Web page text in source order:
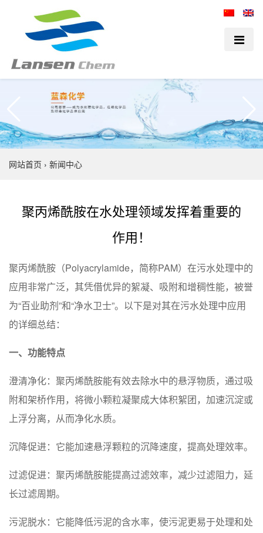
网站首页 › 新闻中心
聚丙烯酰胺在水处理领域发挥着重要的
作用！
聚丙烯酰胺（Polyacrylamide，简称PAM）在污水处理中的
应用非常广泛，其凭借优异的絮凝、吸附和增稠性能，被誉
为“百业助剂”和“净水卫士”。以下是对其在污水处理中应用
的详细总结：
一、功能特点
‌澄清净化‌：聚丙烯酰胺能有效去除水中的悬浮物质，通过吸
附和架桥作用，将微小颗粒凝聚成大体积絮团，加速沉淀或
上浮分离，从而净化水质。
‌沉降促进‌：它能加速悬浮颗粒的沉降速度，提高处理效率。
‌过滤促进‌：聚丙烯酰胺能提高过滤效率，减少过滤阻力，延
长过滤周期。
‌污泥脱水‌：它能降低污泥的含水率，使污泥更易于处理和处